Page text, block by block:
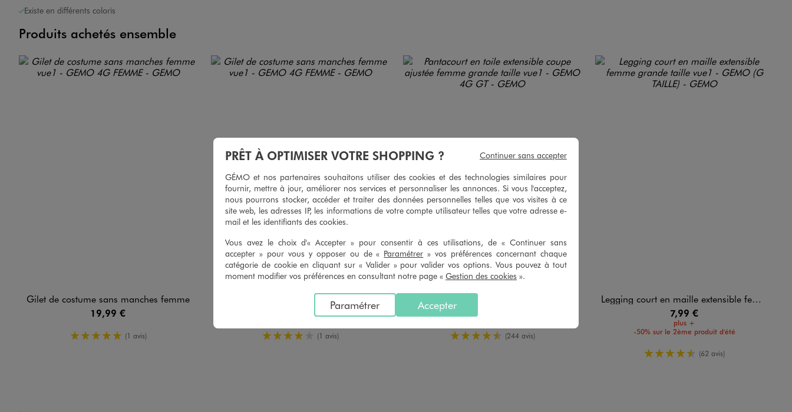
Existe en différents coloris
Produits achetés ensemble
Gilet de costume sans manches femme
19,99 €
5/5 de moyenne
(1 avis)
Gilet de costume sans manches femme
19,99 €
4/5 de moyenne
(1 avis)
Pantacourt en toile extensible coupe ajustée femme grande taille
19,99 €
4.5/5 de moyenne
(244 avis)
Legging court en maille extensible femme grande taille
7,99 €
plus +
-50% sur le 2ème produit d'été
4.5/5 de moyenne
(62 avis)
PRÊT À OPTIMISER VOTRE SHOPPING ?
GÉMO et nos partenaires souhaitons utiliser des cookies et des technologies similaires pour
fournir, mettre à jour, améliorer nos services et personnaliser les annonces. Si vous l'acceptez,
nous pourrons stocker, accéder et traiter des données personnelles telles que vos visites à ce
site web, les adresses IP, les informations de votre compte utilisateur telles que votre adresse e-
mail et les identifiants des cookies.
Vous avez le choix d'« Accepter » pour consentir à ces utilisations, de « Continuer sans
accepter » pour vous y opposer ou de « Paramétrer » vos préférences concernant chaque
catégorie de cookie en cliquant sur « Valider » pour valider vos options. Vous pouvez à tout
moment modifier vos préférences en consultant notre page « Gestion des cookies ».
Accepter
Paramétrer
Continuer sans accepter